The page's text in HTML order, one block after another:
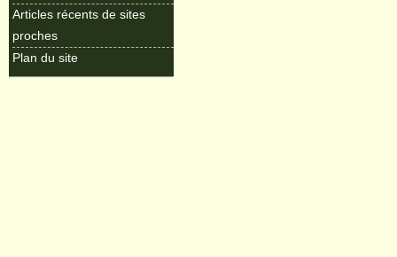
Articles récents de sites
proches
Plan du site